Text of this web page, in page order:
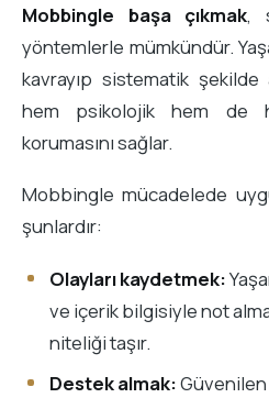
Mobbingle başa çıkmak,
yöntemlerle mümkündür.
kavrayıp sistematik şekilde
hem psikolojik hem de
korumasını sağlar.
Mobbingle mücadelede
şunlardır:
Olayları kaydetmek:
ve içerik bilgisiyle not
niteliği taşır.
Destek almak: